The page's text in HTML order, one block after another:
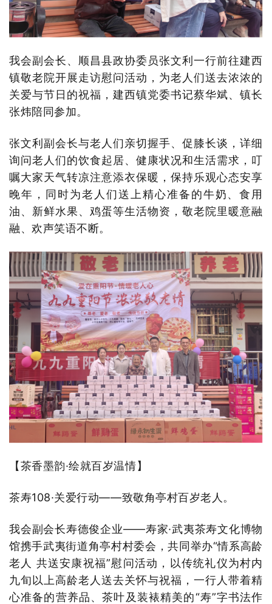
我会副会长、顺昌县政协委员张文利一行前往建西
镇敬老院开展走访慰问活动，为老人们送去浓浓的
关爱与节日的祝福，建西镇党委书记蔡华斌、镇长
张炜陪同参加。
张文利副会长与老人们亲切握手、促膝长谈，详细
询问老人们的饮食起居、健康状况和生活需求，叮
嘱大家天气转凉注意添衣保暖，保持乐观心态安享
晚年，同时为老人们送上精心准备的牛奶、食用
油、新鲜水果、鸡蛋等生活物资，敬老院里暖意融
融、欢声笑语不断。
【茶香墨韵·绘就百岁温情】
茶寿108·关爱行动——致敬角亭村百岁老人。
我会副会长寿德俊企业——寿家·武夷茶寿文化博物
馆携手武夷街道角亭村村委会，共同举办“情系高龄
老人 共送安康祝福”慰问活动，以传统礼仪为村内
九旬以上高龄老人送去关怀与祝福，一行人带着精
心准备的营养品、茶叶及装裱精美的“寿”字书法作